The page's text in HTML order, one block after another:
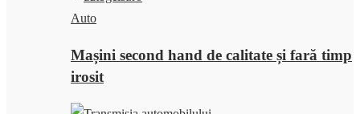
Auto
Mașini second hand de calitate și fară timp
irosit